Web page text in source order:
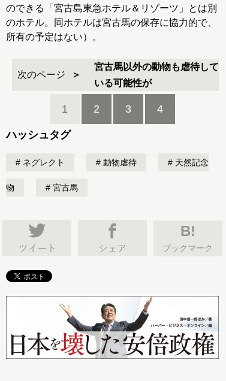
のできる「宮古島東急ホテル＆リゾーツ」とは別
のホテル。同ホテルは宮古馬の保存に協力的で、
所有の予定はない）。
次のページ
宮古馬以外の動物も虐待して
いる可能性が
1 2 3 4
ハッシュタグ
ネグレクト 動物虐待 天然記念
物 宮古馬
B!
ブックマーク